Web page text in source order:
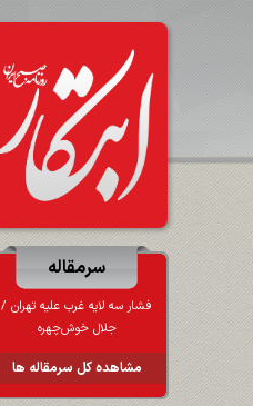
سرمقاله
فشار سه لایه غرب علیه تهران /
جلال خوش‌چهره
مشاهده کل سرمقاله ها